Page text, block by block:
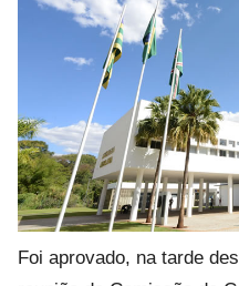
Foi aprovado, na tarde